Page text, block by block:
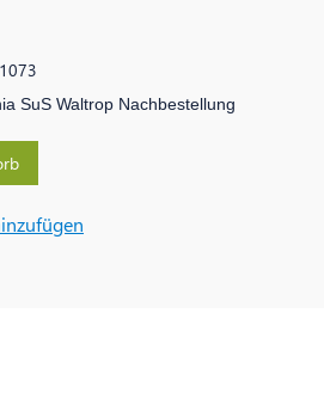
SuS Waltrop Nachbestellung